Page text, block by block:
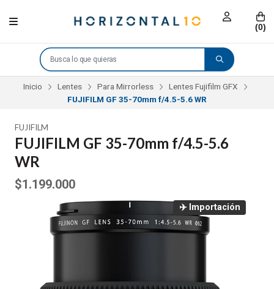
(0)
Inicio Lentes Para Mirrorless
Lentes Fujifilm GFX
FUJIFILM GF 35-70mm f/4.5-5.6 WR
FUJIFILM
FUJIFILM GF 35-70mm f/4.5-5.6
WR
$1.199.000
✈️ Importación